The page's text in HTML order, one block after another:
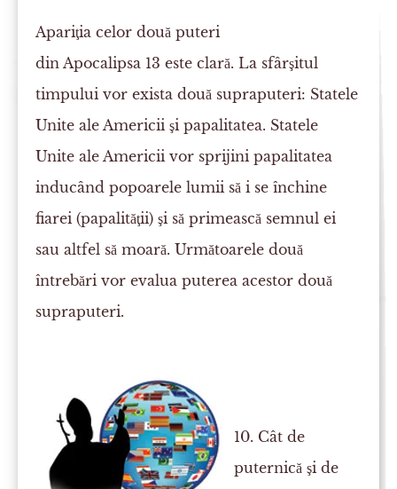
Apariţia celor două puteri
din Apocalipsa 13 este clară. La sfârşitul
timpului vor exista două supraputeri: Statele
Unite ale Americii şi papalitatea. Statele
Unite ale Americii vor sprijini papalitatea
inducând popoarele lumii să i se închine
fiarei (papalităţii) şi să primească semnul ei
sau altfel să moară. Următoarele două
întrebări vor evalua puterea acestor două
supraputeri.
10. Cât de
puternică şi de